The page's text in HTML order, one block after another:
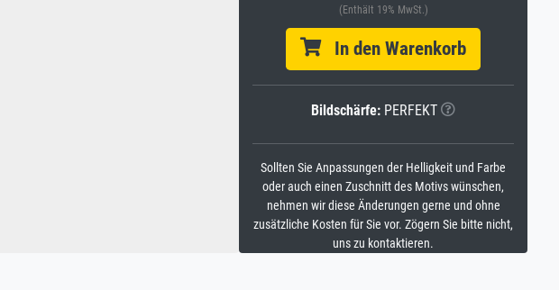
(Enthält 19% MwSt.)
In den Warenkorb
Bildschärfe: PERFEKT
Sollten Sie Anpassungen der Helligkeit und Farbe
oder auch einen Zuschnitt des Motivs wünschen,
nehmen wir diese Änderungen gerne und ohne
zusätzliche Kosten für Sie vor. Zögern Sie bitte nicht,
uns zu kontaktieren.